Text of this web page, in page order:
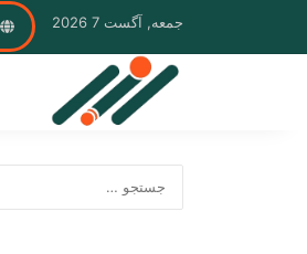
جمعه, آگست 7 2026